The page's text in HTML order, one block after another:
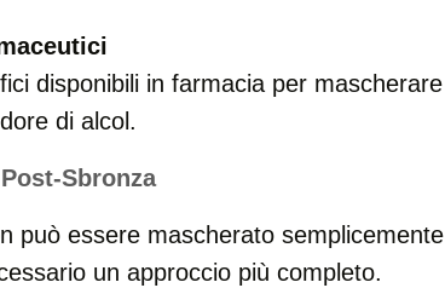
disponibili in farmacia per mascherare
di alcol.
Sbronza
può essere mascherato semplicemente
un approccio più completo.